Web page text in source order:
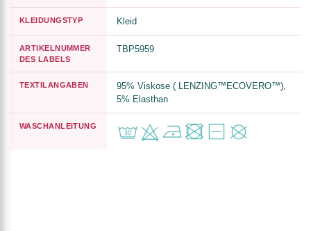
KLEIDUNGSTYP Kleid
ARTIKELNUMMER
DES LABELS
TBP5959
TEXTILANGABEN
95% Viskose ( LENZING™ECOVERO™),
5% Elasthan
WASCHANLEITUNG